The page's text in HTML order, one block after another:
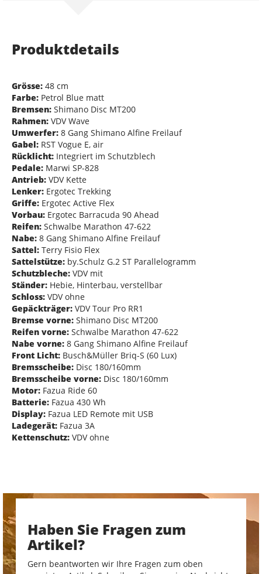
Produktdetails
Grösse: 48 cm
Farbe: Petrol Blue matt
Bremsen: Shimano Disc MT200
Rahmen: VDV Wave
Umwerfer: 8 Gang Shimano Alfine Freilauf
Gabel: RST Vogue E, air
Rücklicht: Integriert im Schutzblech
Pedale: Marwi SP-828
Antrieb: VDV Kette
Lenker: Ergotec Trekking
Griffe: Ergotec Active Flex
Vorbau: Ergotec Barracuda 90 Ahead
Reifen: Schwalbe Marathon 47-622
Nabe: 8 Gang Shimano Alfine Freilauf
Sattel: Terry Fisio Flex
Sattelstütze: by.Schulz G.2 ST Parallelogramm
Schutzbleche: VDV mit
Ständer: Hebie, Hinterbau, verstellbar
Schloss: VDV ohne
Gepäckträger: VDV Tour Pro RR1
Bremse vorne: Shimano Disc MT200
Reifen vorne: Schwalbe Marathon 47-622
Nabe vorne: 8 Gang Shimano Alfine Freilauf
Front Licht: Busch&Müller Briq-S (60 Lux)
Bremsscheibe: Disc 180/160mm
Bremsscheibe vorne: Disc 180/160mm
Motor: Fazua Ride 60
Batterie: Fazua 430 Wh
Display: Fazua LED Remote mit USB
Ladegerät: Fazua 3A
Kettenschutz: VDV ohne
Haben Sie Fragen zum
Artikel?
Gern beantworten wir Ihre Fragen zum oben